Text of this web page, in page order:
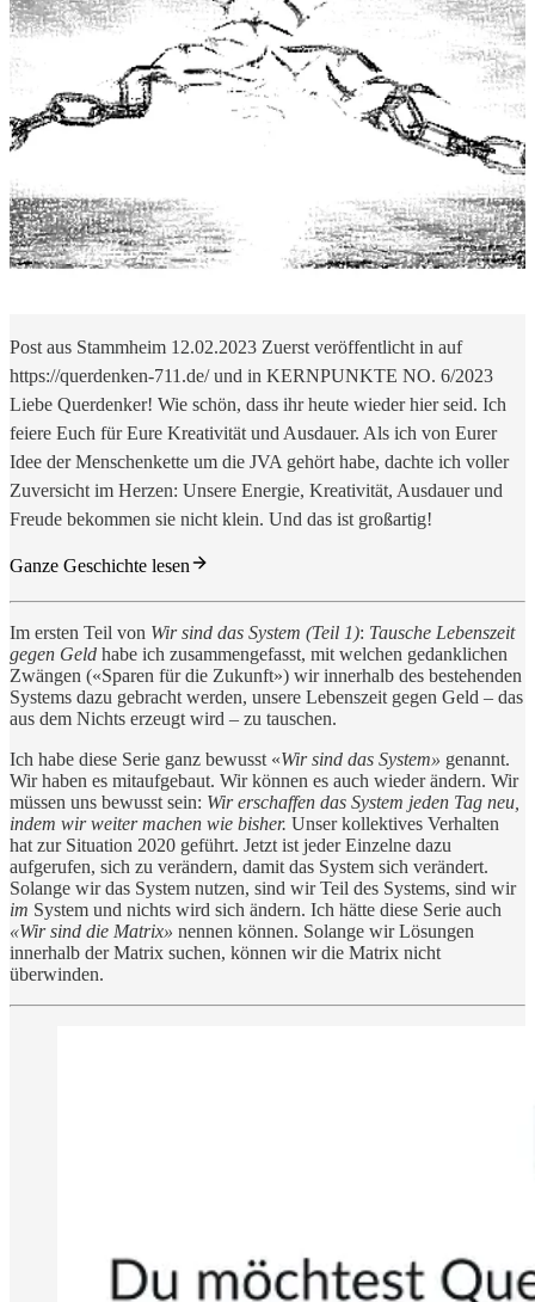
Post aus Stammheim 12.02.2023 Zuerst veröffentlicht in auf
https://querdenken-711.de/ und in KERNPUNKTE NO. 6/2023
Liebe Querdenker! Wie schön, dass ihr heute wieder hier seid. Ich
feiere Euch für Eure Kreativität und Ausdauer. Als ich von Eurer
Idee der Menschenkette um die JVA gehört habe, dachte ich voller
Zuversicht im Herzen: Unsere Energie, Kreativität, Ausdauer und
Freude bekommen sie nicht klein. Und das ist großartig!
Ganze Geschichte lesen
Im ersten Teil von Wir sind das System (Teil 1): Tausche Lebenszeit
gegen Geld habe ich zusammengefasst, mit welchen gedanklichen
Zwängen («Sparen für die Zukunft») wir innerhalb des bestehenden
Systems dazu gebracht werden, unsere Lebenszeit gegen Geld – das
aus dem Nichts erzeugt wird – zu tauschen.
Ich habe diese Serie ganz bewusst «Wir sind das System» genannt.
Wir haben es mitaufgebaut. Wir können es auch wieder ändern. Wir
müssen uns bewusst sein: Wir erschaffen das System jeden Tag neu,
indem wir weiter machen wie bisher. Unser kollektives Verhalten
hat zur Situation 2020 geführt. Jetzt ist jeder Einzelne dazu
aufgerufen, sich zu verändern, damit das System sich verändert.
Solange wir das System nutzen, sind wir Teil des Systems, sind wir
im System und nichts wird sich ändern. Ich hätte diese Serie auch
«Wir sind die Matrix» nennen können. Solange wir Lösungen
innerhalb der Matrix suchen, können wir die Matrix nicht
überwinden.